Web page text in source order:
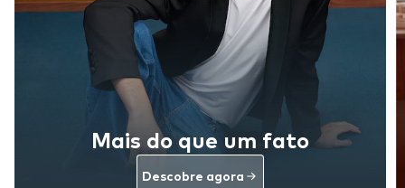
Mais do que um fato
Descobre agora